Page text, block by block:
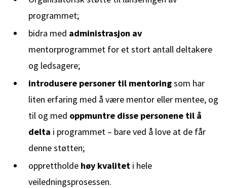
programmet;
bidra med administrasjon av
mentorprogrammet for et stort antall deltakere
og ledsagere;
introdusere personer til mentoringsom har
liten erfaring med å være mentor eller mentee, og
til og med oppmuntre disse personene til å
delta i programmet – bare ved å love at de får
denne støtten;
opprettholde høy kvalitet i hele
veiledningsprosessen.